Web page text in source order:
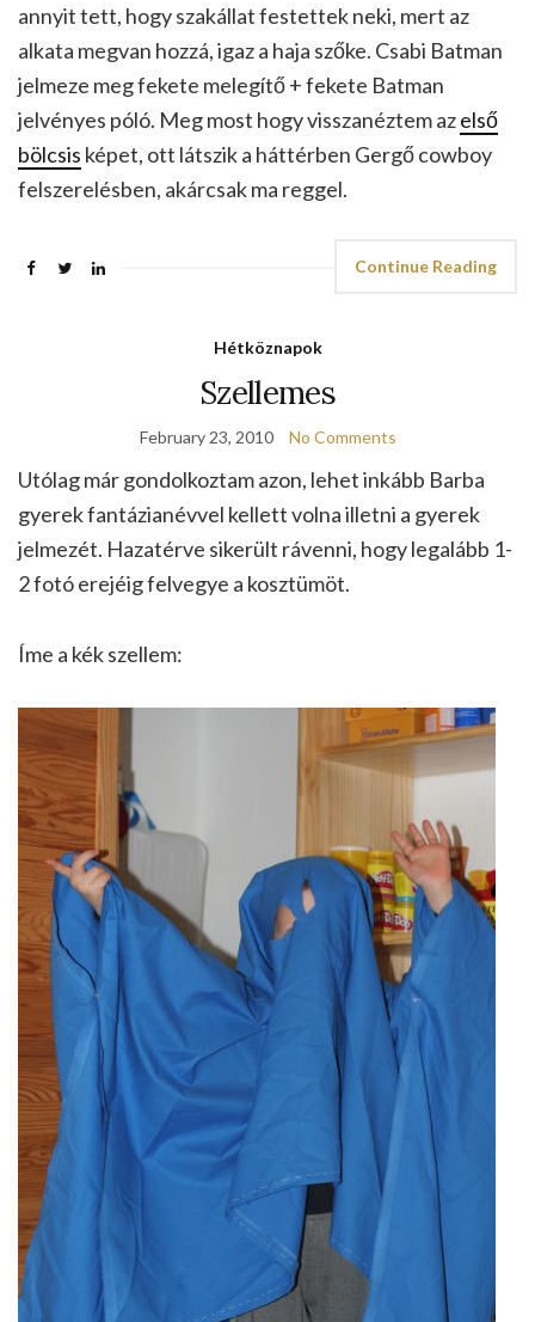
annyit tett, hogy szakállat festettek neki, mert az
alkata megvan hozzá, igaz a haja szőke. Csabi Batman
jelmeze meg fekete melegítő + fekete Batman
jelvényes póló. Meg most hogy visszanéztem azelső
bölcsis képet, ott látszik a háttérben Gergő cowboy
felszerelésben, akárcsak ma reggel.
Continue Reading
Hétköznapok
Szellemes
February 23, 2010 No Comments
Utólag már gondolkoztam azon, lehet inkább Barba
gyerek fantázianévvel kellett volna illetni a gyerek
jelmezét. Hazatérve sikerült rávenni, hogy legalább 1-
2 fotó erejéig felvegye a kosztümöt.
Íme a kék szellem: